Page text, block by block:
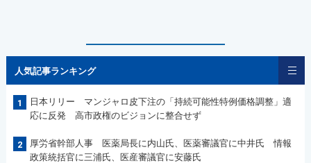
人気記事ランキング
1
日本リリー マンジャロ皮下注の「持続可能性特例価格調整」適
応に反発 高市政権のビジョンに整合せず
2
厚労省幹部人事 医薬局長に内山氏、医薬審議官に中井氏 情報
政策統括官に三浦氏、医産審議官に安藤氏